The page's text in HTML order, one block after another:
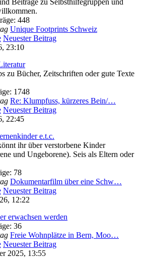
: 448
Unique Footprints Schweiz
Neuester Beitrag
23:10
zu Bücher, Zeitschriften oder gute Texte
: 1748
Re: Klumpfuss, kürzeres Bein/…
Neuester Beitrag
22:45
e.t.c.
ihr über verstorbene Kinder
und Ungeborene). Seis als Eltern oder
: 78
Dokumentarfilm über eine Schw…
Neuester Beitrag
12:22
erwachsen werden
: 36
Freie Wohnplätze in Bern, Moo…
Neuester Beitrag
2025, 13:55